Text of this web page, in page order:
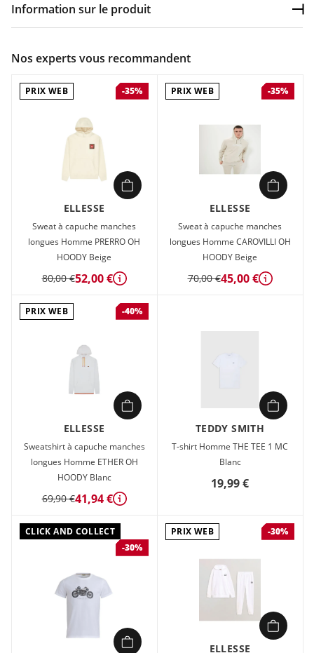
Information sur le produit
Pull beige avec motif discret le long du torse, bandes verte le
Nos experts vous recommandent
PRIX WEB -35%
ELLESSE
Sweat à capuche manches
longues Homme PRERRO OH
HOODY Beige
80,00 €52,00 € Détails
PRIX WEB -35%
ELLESSE
Sweat à capuche manches
longues Homme CAROVILLI OH
HOODY Beige
70,00 €45,00 € Détails
PRIX WEB -40%
ELLESSE
Sweatshirt à capuche manches
longues Homme ETHER OH
HOODY Blanc
69,90 €41,94 € Détails
TEDDY SMITH
T-shirt Homme THE TEE 1 MC
Blanc
19,99 €
CLICK AND COLLECT
-30%
PRIX WEB -30%
ELLESSE